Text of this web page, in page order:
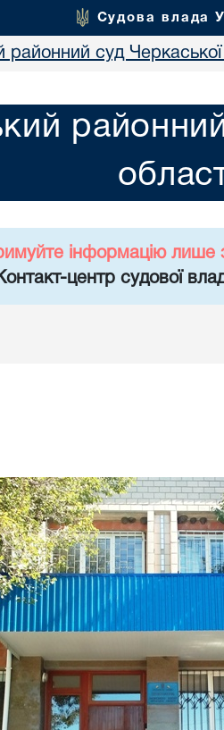
Судова влада
районний суд Черкаської
інформацію лише
центр судової